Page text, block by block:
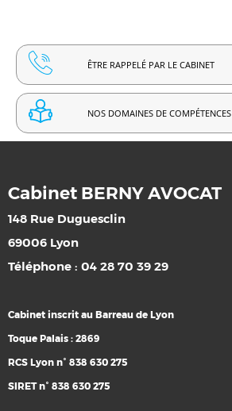
ÊTRE RAPPELÉ PAR LE CABINET
NOS DOMAINES DE COMPÉTENCES
Cabinet BERNY AVOCAT
148 Rue Duguesclin
69006 Lyon
Téléphone : 04 28 70 39 29
Cabinet inscrit au Barreau de Lyon
Toque Palais : 2869
RCS Lyon n° 838 630 275
SIRET n° 838 630 275